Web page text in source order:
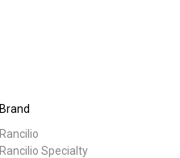
Brand
Rancilio
Rancilio Specialty